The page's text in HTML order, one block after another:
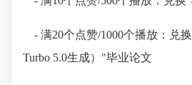
- 满20个点赞/1000个播放：兑
Turbo 5.0生成）"毕业论文